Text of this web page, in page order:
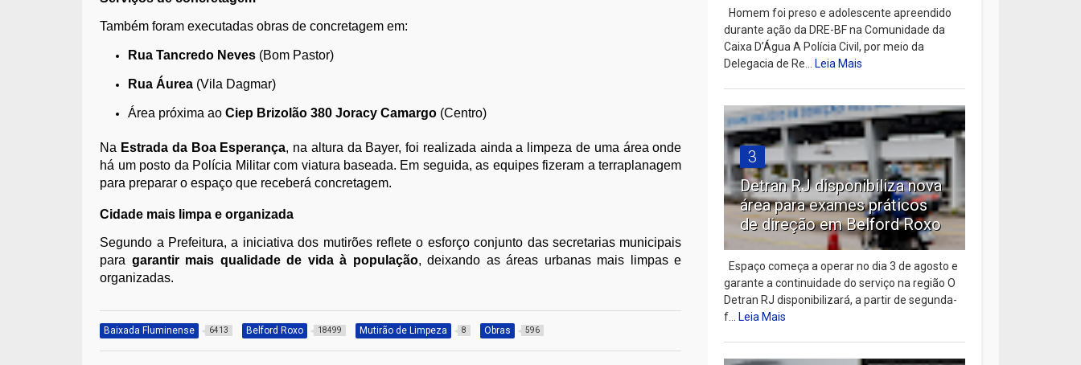
Também foram executadas obras de concretagem em:
Rua Tancredo Neves (Bom Pastor)
Rua Áurea (Vila Dagmar)
Área próxima aoCiep Brizolão 380 Joracy Camargo (Centro)
Na Estrada da Boa Esperança, na altura da Bayer, foi realizada ainda a limpeza de uma área onde
há um posto da Polícia Militar com viatura baseada. Em seguida, as equipes fizeram a terraplanagem
para preparar o espaço que receberá concretagem.
Cidade mais limpa e organizada
Segundo a Prefeitura, a iniciativa dos mutirões reflete o esforço conjunto das secretarias municipais
para garantir mais qualidade de vida à população, deixando as áreas urbanas mais limpas e
organizadas.
Baixada Fluminense 6413 Belford Roxo 18499 Mutirão de Limpeza 8 Obras 596
Homem foi preso e adolescente apreendido
durante ação da DRE-BF na Comunidade da
Caixa D’Água A Polícia Civil, por meio da
Delegacia de Re...Leia Mais
3
Detran RJ disponibiliza nova
área para exames práticos
de direção em Belford Roxo
Espaço começa a operar no dia 3 de agosto e
garante a continuidade do serviço na região O
Detran RJ disponibilizará, a partir de segunda-
f...Leia Mais